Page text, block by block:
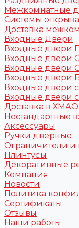
Межкомнатные
Системы
Доставка
Входные Двери
Входные двери
Входные двери
Входные двери
Входные двери
Входные двери
Входные двери
Доставка в
Нестандартные
Аксессуары
Ручки дверные
Ограничители и
Плинтусы
Декоративные
Компания
Новости
Политика
Сертификаты
Отзывы
Наши работы